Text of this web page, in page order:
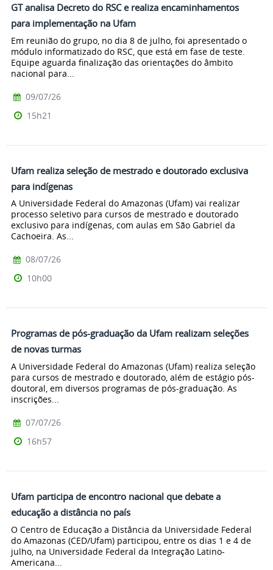
GT analisa Decreto do RSC e realiza encaminhamentos
para implementação na Ufam
Em reunião do grupo, no dia 8 de julho, foi apresentado o
módulo informatizado do RSC, que está em fase de teste.
Equipe aguarda finalização das orientações do âmbito
nacional para...
09/07/26
15h21
Ufam realiza seleção de mestrado e doutorado exclusiva
para indígenas
A Universidade Federal do Amazonas (Ufam) vai realizar
processo seletivo para cursos de mestrado e doutorado
exclusivo para indígenas, com aulas em São Gabriel da
Cachoeira. As...
08/07/26
10h00
Programas de pós-graduação da Ufam realizam seleções
de novas turmas
A Universidade Federal do Amazonas (Ufam) realiza seleção
para cursos de mestrado e doutorado, além de estágio pós-
doutoral, em diversos programas de pós-graduação. As
inscrições...
07/07/26
16h57
Ufam participa de encontro nacional que debate a
educação a distância no país
O Centro de Educação a Distância da Universidade Federal
do Amazonas (CED/Ufam) participou, entre os dias 1 e 4 de
julho, na Universidade Federal da Integração Latino-
Americana...